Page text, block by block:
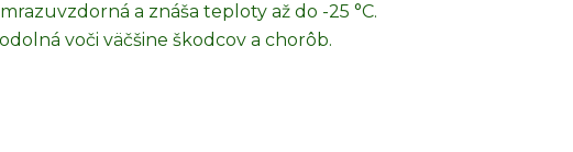
a znáša teploty až do -25 °C.
voči väčšine škodcov a chorôb.